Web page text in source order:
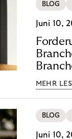
BLOG
Juni 10,
MEHR
BLOG
Juni 10,